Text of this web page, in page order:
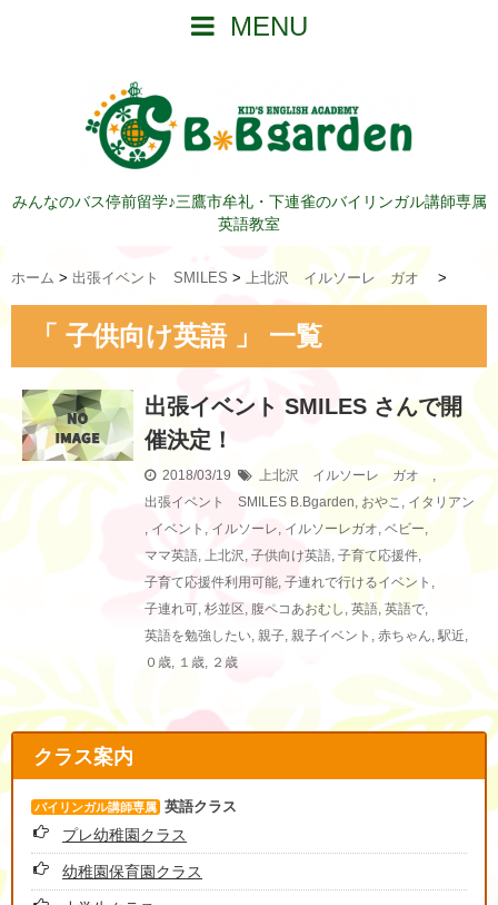
MENU
みんなのバス停前留学♪三鷹市牟礼・下連雀のバイリンガル講師専属
英語教室
ホーム > 出張イベント SMILES > 上北沢 イルソーレ ガオ >
「 子供向け英語 」 一覧
出張イベント SMILES さんで開
催決定！
2018/03/19 上北沢 イルソーレ ガオ
出張イベント SMILES B.Bgarden おやこ
イタリアン
イベント イルソーレ イルソーレガオ ベビー
ママ英語
上北沢 子供向け英語 子育て応援件
子育て応援件利用可能 子連れで行けるイベント
子連れ可 杉並区 腹ペコあおむし 英語 英語で
英語を勉強したい 親子 親子イベント 赤ちゃん 駅近
０歳
１歳 ２歳
クラス案内
バイリンガル講師専属 英語クラス
プレ幼稚園クラス
幼稚園保育園クラス